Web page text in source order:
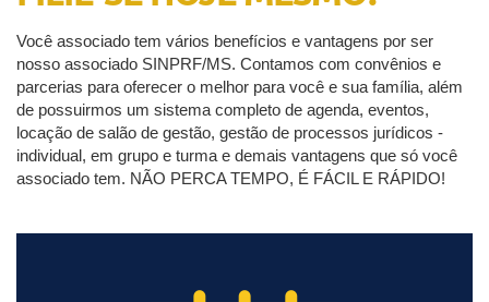
Você associado tem vários benefícios e vantagens por ser
nosso associado SINPRF/MS. Contamos com convênios e
parcerias para oferecer o melhor para você e sua família, além
de possuirmos um sistema completo de agenda, eventos,
locação de salão de gestão, gestão de processos jurídicos -
individual, em grupo e turma e demais vantagens que só você
associado tem. NÃO PERCA TEMPO, É FÁCIL E RÁPIDO!